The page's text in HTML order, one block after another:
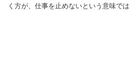
く方が、仕事を止めないという意味では